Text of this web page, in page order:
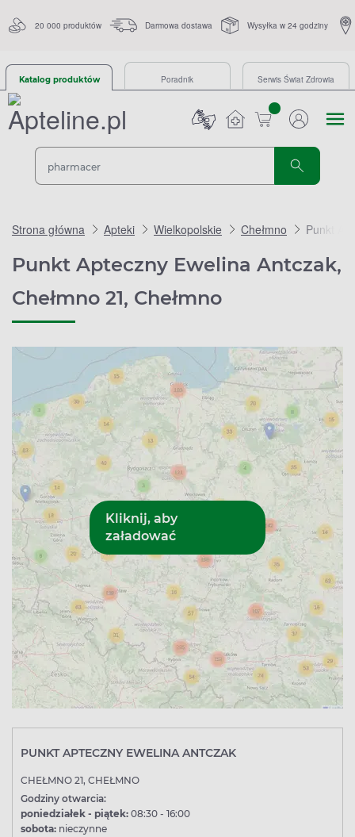
20 000 produktów Darmowa dostawa Wysyłka w 24 godziny
Katalog produktów Poradnik Serwis Świat Zdrowia
sztuk
Strona główna Apteki Wielkopolskie Chełmno Punkt
Punkt Apteczny Ewelina Antczak,
Chełmno 21, Chełmno
PUNKT APTECZNY EWELINA ANTCZAK
CHEŁMNO 21, CHEŁMNO
Godziny otwarcia:
poniedziałek - piątek: 08:30 - 16:00
sobota: nieczynne